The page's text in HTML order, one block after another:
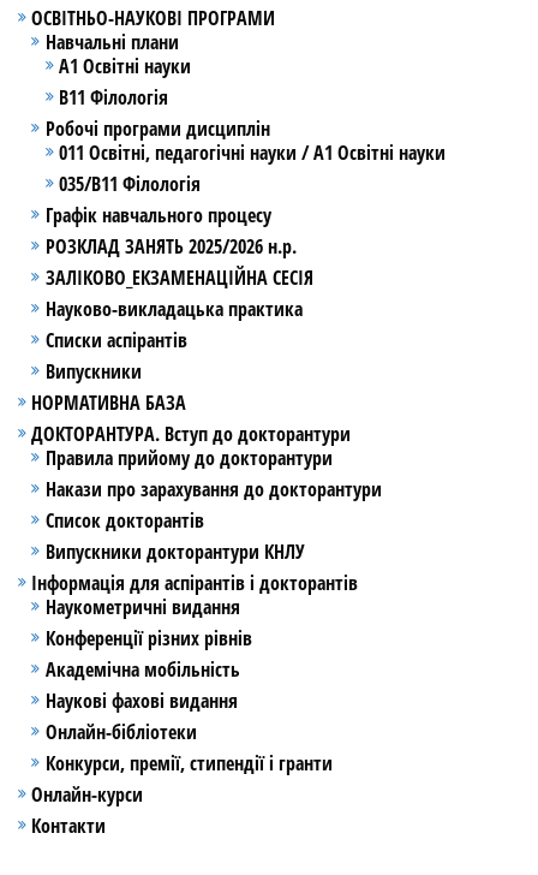
ОСВІТНЬО-НАУКОВІ ПРОГРАМИ
Навчальні плани
А1 Освітні науки
В11 Філологія
Робочі програми дисциплін
011 Освітні, педагогічні науки / А1 Освітні науки
035/В11 Філологія
Графік навчального процесу
РОЗКЛАД ЗАНЯТЬ 2025/2026 н.р.
ЗАЛІКОВО_ЕКЗАМЕНАЦІЙНА СЕСІЯ
Науково-викладацька практика
Списки аспірантів
Випускники
НОРМАТИВНА БАЗА
ДОКТОРАНТУРА. Вступ до докторантури
Правила прийому до докторантури
Накази про зарахування до докторантури
Список докторантів
Випускники докторантури КНЛУ
Інформація для аспірантів і докторантів
Наукометричні видання
Конференції різних рівнів
Академічна мобільність
Наукові фахові видання
Онлайн-бібліотеки
Конкурси, премії, стипендії і гранти
Онлайн-курси
Контакти